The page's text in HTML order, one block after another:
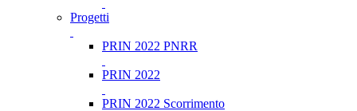
Progetti
PRIN 2022 PNRR
PRIN 2022
PRIN 2022 Scorrimento